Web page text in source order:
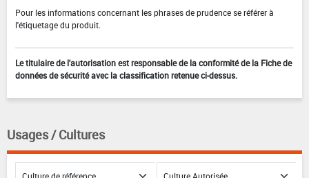
Pour les informations concernant les phrases de prudence se référer à
l'étiquetage du produit.
Le titulaire de l'autorisation est responsable de la conformité de la Fiche de
données de sécurité avec la classification retenue ci-dessus.
Usages / Cultures